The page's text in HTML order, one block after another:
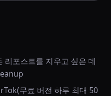
리포스트를 지우고 싶은 데
무료 버전 하루 최대 50